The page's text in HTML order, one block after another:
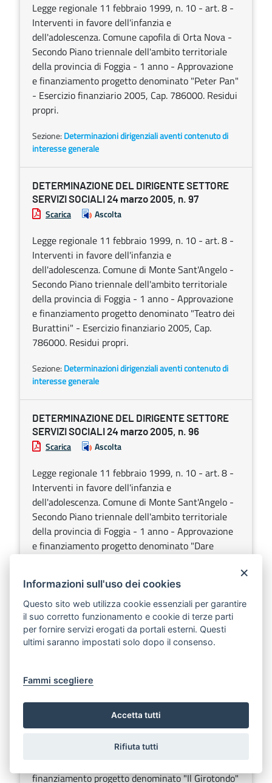
Legge regionale 11 febbraio 1999, n. 10 - art. 8 -
Interventi in favore dell'infanzia e
dell'adolescenza. Comune capofila di Orta Nova -
Secondo Piano triennale dell'ambito territoriale
della provincia di Foggia - 1 anno - Approvazione
e finanziamento progetto denominato "Peter Pan"
- Esercizio finanziario 2005, Cap. 786000. Residui
propri.
Sezione: Determinazioni dirigenziali aventi contenuto di
interesse generale
DETERMINAZIONE DEL DIRIGENTE SETTORE
SERVIZI SOCIALI 24 marzo 2005, n. 97
Scarica Ascolta
Legge regionale 11 febbraio 1999, n. 10 - art. 8 -
Interventi in favore dell'infanzia e
dell'adolescenza. Comune di Monte Sant'Angelo -
Secondo Piano triennale dell'ambito territoriale
della provincia di Foggia - 1 anno - Approvazione
e finanziamento progetto denominato "Teatro dei
Burattini" - Esercizio finanziario 2005, Cap.
786000. Residui propri.
Sezione: Determinazioni dirigenziali aventi contenuto di
interesse generale
DETERMINAZIONE DEL DIRIGENTE SETTORE
SERVIZI SOCIALI 24 marzo 2005, n. 96
Scarica Ascolta
Legge regionale 11 febbraio 1999, n. 10 - art. 8 -
Interventi in favore dell'infanzia e
dell'adolescenza. Comune di Monte Sant'Angelo -
Secondo Piano triennale dell'ambito territoriale
della provincia di Foggia - 1 anno - Approvazione
e finanziamento progetto denominato "Dare
Sezione:Determinazioni dirigenziali aventi contenuto di
interesse generale
Scarica
Legge regionale 11 febbraio 1999, n. 10 - art. 8 -
Interventi in favore dell'infanzia e
Piano triennale dell'ambito territoriale della
finanziamento progetto denominato "Il Girotondo"
×
Informazioni sull'uso dei cookies
Questo sito web utilizza cookie essenziali per garantire
il suo corretto funzionamento e cookie di terze parti
per fornire servizi erogati da portali esterni. Questi
ultimi saranno impostati solo dopo il consenso.
Fammi scegliere
Accetta tutti
Rifiuta tutti